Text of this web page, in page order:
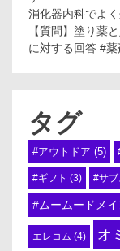
消化器内科でよ
【質問】塗り薬
に対する回答 #
タグ
#アウトドア (5)
#ギフト (3) #サブ
#ムームードメイ
エレコム (4) オ